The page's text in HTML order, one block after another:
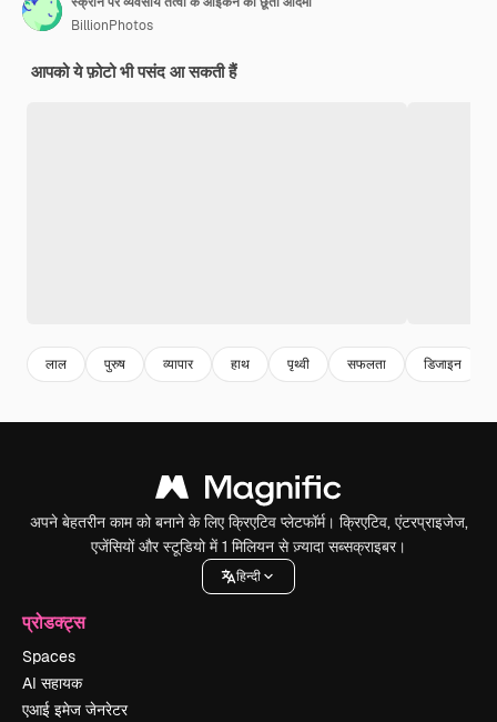
BillionPhotos
आपको ये फ़ोटो भी पसंद आ सकती हैं
लाल पुरुष व्यापार हाथ पृथ्वी सफलता डिजाइन
अपने बेहतरीन काम को बनाने के लिए क्रिएटिव प्लेटफॉर्म। क्रिएटिव, एंटरप्राइजेज,
एजेंसियों और स्टूडियो में 1 मिलियन से ज़्यादा सब्सक्राइबर।
हिन्दी
प्रोडक्ट्स
Spaces
AI सहायक
एआई इमेज जेनरेटर